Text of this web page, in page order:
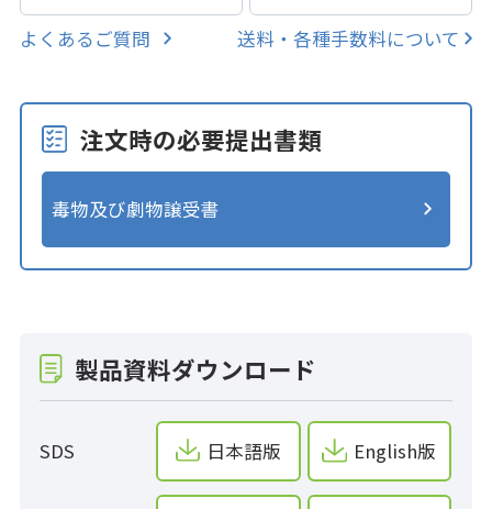
よくあるご質問 送料・各種手数料について
注文時の必要提出書類
毒物及び劇物譲受書
製品資料ダウンロード
SDS 日本語版 English版